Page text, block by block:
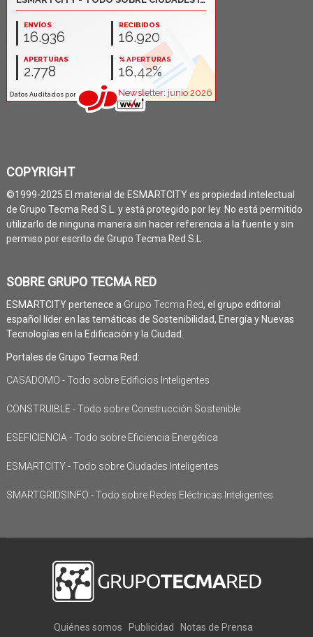
COPYRIGHT
©1999-2025 El material de ESMARTCITY es propiedad intelectual
de Grupo Tecma Red S.L. y está protegido por ley. No está permitido
utilizarlo de ninguna manera sin hacer referencia a la fuente y sin
permiso por escrito de Grupo Tecma Red S.L.
SOBRE GRUPO TECMA RED
ESMARTCITY pertenece a Grupo Tecma Red, el grupo editorial
español líder en las temáticas de Sostenibilidad, Energía y Nuevas
Tecnologías en la Edificación y la Ciudad.
Portales de Grupo Tecma Red:
CASADOMO - Todo sobre Edificios Inteligentes
CONSTRUIBLE - Todo sobre Construcción Sostenible
ESEFICIENCIA - Todo sobre Eficiencia Energética
ESMARTCITY - Todo sobre Ciudades Inteligentes
SMARTGRIDSINFO - Todo sobre Redes Eléctricas Inteligentes
Quiénes somos Publicidad
Notas de Prensa